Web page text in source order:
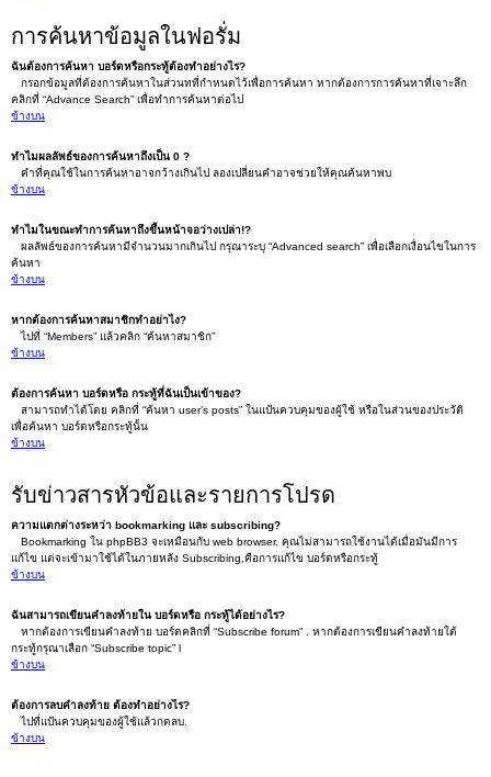
การค้นหาข้อมูลในฟอรั่ม
ฉันต้องการค้นหา บอร์ดหรือกระทู้ต้องทำอย่างไร?
กรอกข้อมูลที่ต้องการค้นหาในส่วนทที่กำหนดไว้เพื่อการค้นหา หากต้องการการค้นหาที่เจาะลึก
คลิกที่ “Advance Search” เพื่อทำการค้นหาต่อไป
ข้างบน
ทำไมผลลัพธ์ของการค้นหาถึงเป็น 0 ?
คำที่คุณใช้ในการค้นหาอาจกว้างเกินไป ลองเปลี่ยนคำอาจช่วยให้คุณค้นหาพบ
ข้างบน
ทำไมในขณะทำการค้นหาถึงขึ้นหน้าจอว่างเปล่า!?
ผลลัพธ์ของการค้นหามีจำนวนมากเกินไป กรุณาระบุ “Advanced search” เพื่อเลือกเงื่อนไขในการ
ค้นหา
ข้างบน
หากต้องการค้นหาสมาชิกทำอย่าไง?
ไปที่ “Members” แล้วคลิก “ค้นหาสมาชิก”
ข้างบน
ต้องการค้นหา บอร์ดหรือ กระทู้ที่ฉันเป็นเข้าของ?
สามารถทำได้โดย คลิกที่ “ค้นหา user’s posts” ในแป้นควบคุมของผู้ใช้ หรือในส่วนของประวัติ
เพื่อค้นหา บอร์ดหรือกระทู้นั้น
ข้างบน
รับข่าวสารหัวข้อและรายการโปรด
ความแตกต่างระหว่า bookmarking และ subscribing?
Bookmarking ใน phpBB3 จะเหมือนกับ web browser. คุณไม่สามารถใช้งานได้เมื่อมันมีการ
แก้ไข แต่จะเข้ามาใช้ได้ในภายหลัง Subscribing,คือการแก้ไข บอร์ดหรือกระทู้
ข้างบน
ฉันสามารถเขียนคำลงท้ายใน บอร์ดหรือ กระทู้ได้อย่างไร?
หากต้องการเขียนคำลงท้าย บอร์ดคลิกที่ “Subscribe forum” . หากต้องการเขียนคำลงท้ายใต้
กระทู้กรุณาเลือก “Subscribe topic” l
ข้างบน
ต้องการลบคำลงท้าย ต้องทำอย่างไร?
ไปที่แป้นควบคุมของผู้ใช้แล้วกดลบ.
ข้างบน